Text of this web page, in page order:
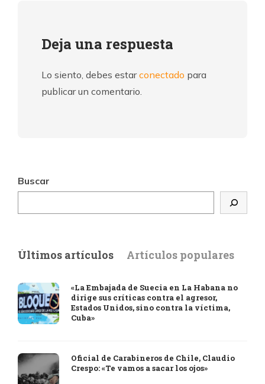
Deja una respuesta
Lo siento, debes estarconectado para
publicar un comentario.
Buscar
Últimos artículos Artículos populares
«La Embajada de Suecia en La Habana no
dirige sus críticas contra el agresor,
Estados Unidos, sino contra la víctima,
Cuba»
Oficial de Carabineros de Chile, Claudio
Crespo: «Te vamos a sacar los ojos»